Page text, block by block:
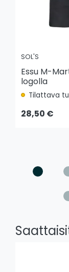
SOL'S
Essu M-
logolla
Tilattava
28,50 €